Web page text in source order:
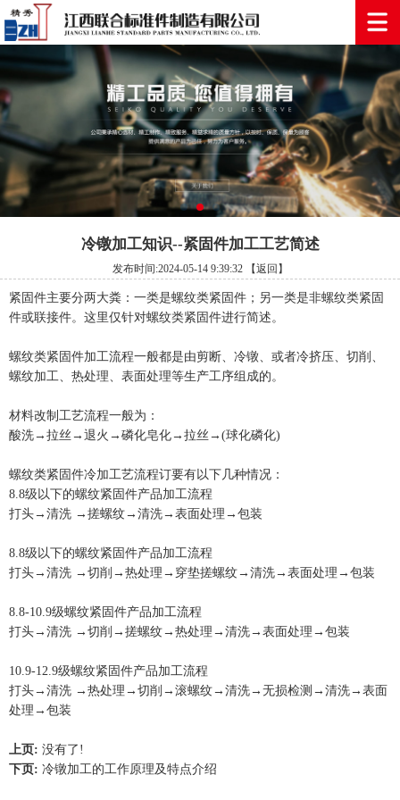
冷镦加工知识--紧固件加工工艺简述
发布时间:2024-05-14 9:39:32 【返回】
紧固件主要分两大粪：一类是螺纹类紧固件；另一类是非螺纹类紧固
件或联接件。这里仅针对螺纹类紧固件进行简述。
螺纹类紧固件加工流程一般都是由剪断、冷镦、或者冷挤压、切削、
螺纹加工、热处理、表面处理等生产工序组成的。
材料改制工艺流程一般为：
酸洗→拉丝→退火→磷化皂化→拉丝→(球化磷化)
螺纹类紧固件冷加工艺流程订要有以下几种情况：
8.8级以下的螺纹紧固件产品加工流程
打头→清洗 →搓螺纹→清洗→表面处理→包装
8.8级以下的螺纹紧固件产品加工流程
打头→清洗 →切削→热处理→穿垫搓螺纹→清洗→表面处理→包装
8.8-10.9级螺纹紧固件产品加工流程
打头→清洗 →切削→搓螺纹→热处理→清洗→表面处理→包装
10.9-12.9级螺纹紧固件产品加工流程
打头→清洗 →热处理→切削→滚螺纹→清洗→无损检测→清洗→表面
处理→包装
上页: 没有了!
下页: 冷镦加工的工作原理及特点介绍